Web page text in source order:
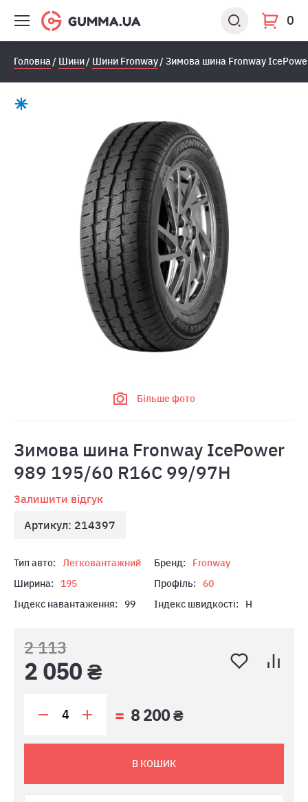
0
Головна Шини Шини Fronway Зимова шина Fronway
Більше фото
Зимова шина Fronway IcePower
989 195/60 R16C 99/97H
Залишити відгук
Артикул: 214397
Тип авто: Легковантажний Бренд:
Fronway
Ширина:
195 Профіль:
60
Індекс навантаження:
99 Індекс швидкості: H
2 113
2 050 ₴
8 200 ₴
В КОШИК